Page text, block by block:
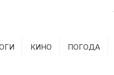
КИНО ПОГОДА